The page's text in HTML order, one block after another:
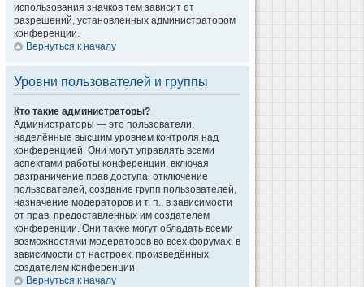
использования значков тем зависит от
разрешений, установленных администратором
конференции.
Вернуться к началу
Уровни пользователей и группы
Кто такие администраторы?
Администраторы — это пользователи,
наделённые высшим уровнем контроля над
конференцией. Они могут управлять всеми
аспектами работы конференции, включая
разграничение прав доступа, отключение
пользователей, создание групп пользователей,
назначение модераторов и т. п., в зависимости
от прав, предоставленных им создателем
конференции. Они также могут обладать всеми
возможностями модераторов во всех форумах, в
зависимости от настроек, произведённых
создателем конференции.
Вернуться к началу